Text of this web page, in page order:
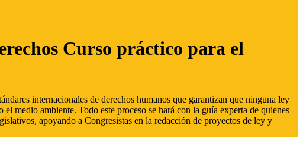
Curso práctico para el
internacionales de derechos humanos que garantizan que ninguna ley
medio ambiente. Todo este proceso se hará con la guía experta de quienes
apoyando a Congresistas en la redacción de proyectos de ley y